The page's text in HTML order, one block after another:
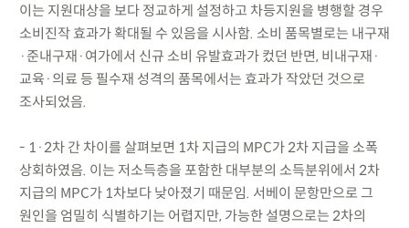
이는 지원대상을 보다 정교하게 설정하고 차등지원을 병행할 경우
소비진작 효과가 확대될 수 있음을 시사함. 소비 품목별로는 내구재
·준내구재·여가에서 신규 소비 유발효과가 컸던 반면, 비내구재·
교육·의료 등 필수재 성격의 품목에서는 효과가 작았던 것으로
조사되었음.
- 1·2차 간 차이를 살펴보면 1차 지급의 MPC가 2차 지급을 소폭
상회하였음. 이는 저소득층을 포함한 대부분의 소득분위에서 2차
지급의 MPC가 1차보다 낮아졌기 때문임. 서베이 문항만으로 그
원인을 엄밀히 식별하기는 어렵지만, 가능한 설명으로는 2차의